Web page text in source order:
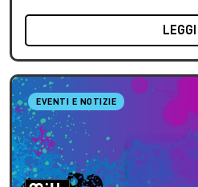
LEGGI
EVENTI E NOTIZIE